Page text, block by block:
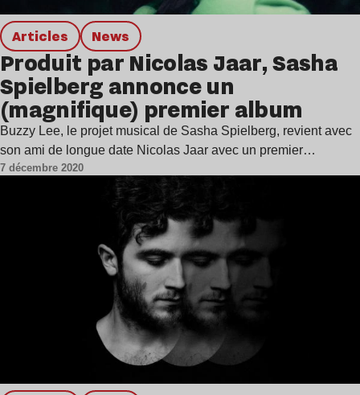
Articles news
Produit par Nicolas Jaar, Sasha
Spielberg annonce un
(magnifique) premier album
Buzzy Lee, le projet musical de Sasha Spielberg, revient avec
son ami de longue date Nicolas Jaar avec un premier…
7 décembre 2020